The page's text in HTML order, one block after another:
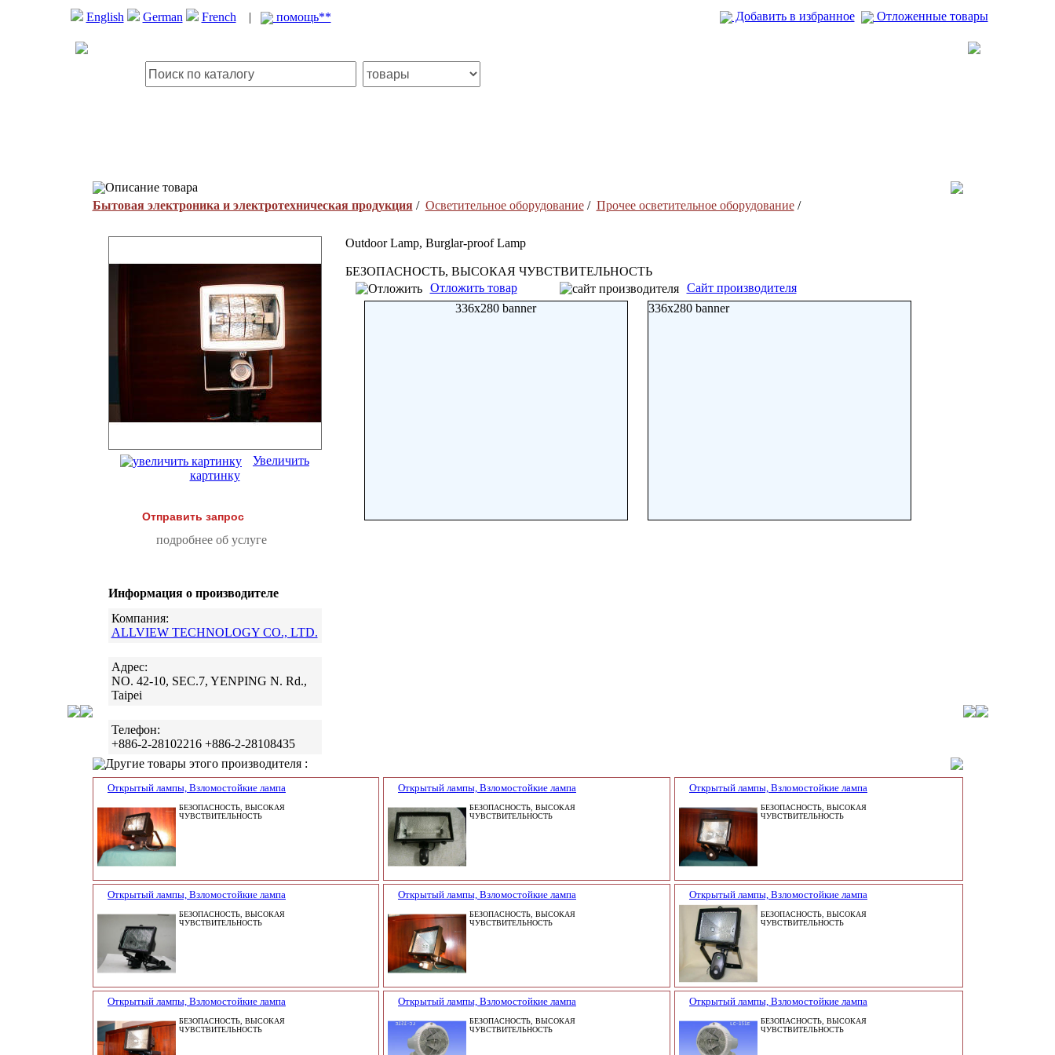
English German French | помощь** Добавить в избранное Отложенные товары
Описание товара
Бытовая электроника и электротехническая продукция/ Осветительное оборудование/ Прочее осветительное оборудование/
Увеличить
картинку
Отправить запрос
подробнее об услуге
Информация о производителе
Компания:
ALLVIEW TECHNOLOGY CO., LTD.
Адрес:
NO. 42-10, SEC.7, YENPING N. Rd.,
Taipei
Телефон:
+886-2-28102216 +886-2-28108435
Outdoor Lamp, Burglar-proof Lamp
БЕЗОПАСНОСТЬ, ВЫСОКАЯ ЧУВСТВИТЕЛЬНОСТЬ
Отложить товар
Сайт производителя
336x280 banner
336x280 banner
Другие товары этого производителя :
Открытый лампы, Взломостойкие лампа
БЕЗОПАСНОСТЬ, ВЫСОКАЯ
ЧУВСТВИТЕЛЬНОСТЬ
Открытый лампы, Взломостойкие лампа
БЕЗОПАСНОСТЬ, ВЫСОКАЯ
ЧУВСТВИТЕЛЬНОСТЬ
Открытый лампы, Взломостойкие лампа
БЕЗОПАСНОСТЬ, ВЫСОКАЯ
ЧУВСТВИТЕЛЬНОСТЬ
Открытый лампы, Взломостойкие лампа
БЕЗОПАСНОСТЬ, ВЫСОКАЯ
ЧУВСТВИТЕЛЬНОСТЬ
Открытый лампы, Взломостойкие лампа
БЕЗОПАСНОСТЬ, ВЫСОКАЯ
ЧУВСТВИТЕЛЬНОСТЬ
Открытый лампы, Взломостойкие лампа
БЕЗОПАСНОСТЬ, ВЫСОКАЯ
ЧУВСТВИТЕЛЬНОСТЬ
Открытый лампы, Взломостойкие лампа
БЕЗОПАСНОСТЬ, ВЫСОКАЯ
ЧУВСТВИТЕЛЬНОСТЬ
Открытый лампы, Взломостойкие лампа
БЕЗОПАСНОСТЬ, ВЫСОКАЯ
ЧУВСТВИТЕЛЬНОСТЬ
Открытый лампы, Взломостойкие лампа
БЕЗОПАСНОСТЬ, ВЫСОКАЯ
ЧУВСТВИТЕЛЬНОСТЬ